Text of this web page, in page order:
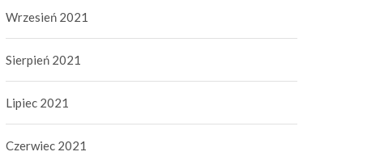
Wrzesień 2021
Sierpień 2021
Lipiec 2021
Czerwiec 2021